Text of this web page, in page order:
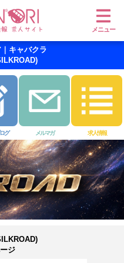
メニュー
キャバクラ
グ メルマガ 求人情報
ジ